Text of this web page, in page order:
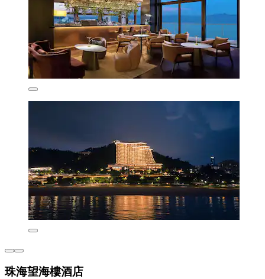
珠海望海樓酒店